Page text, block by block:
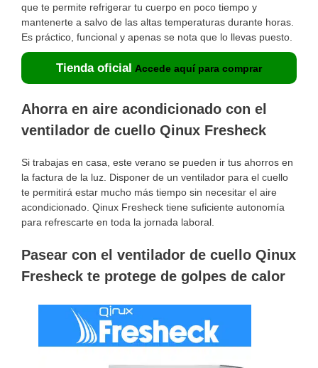
que te permite refrigerar tu cuerpo en poco tiempo y
mantenerte a salvo de las altas temperaturas durante horas.
Es práctico, funcional y apenas se nota que lo llevas puesto.
Tienda oficial Accede aquí para comprar
Ahorra en aire acondicionado con el
ventilador de cuello Qinux Fresheck
Si trabajas en casa, este verano se pueden ir tus ahorros en
la factura de la luz. Disponer de un ventilador para el cuello
te permitirá estar mucho más tiempo sin necesitar el aire
acondicionado. Qinux Fresheck tiene suficiente autonomía
para refrescarte en toda la jornada laboral.
Pasear con el ventilador de cuello Qinux
Fresheck te protege de golpes de calor